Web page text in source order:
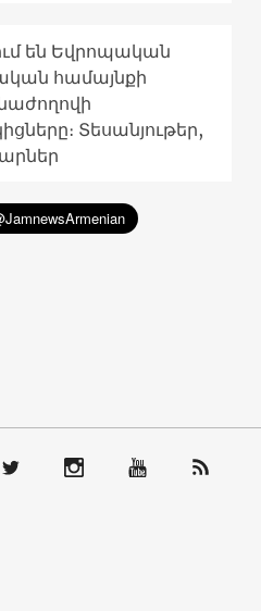
են Եվրոպական
համայնքի
Տեսանյութեր,